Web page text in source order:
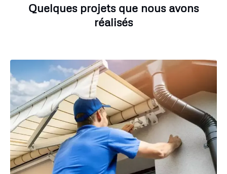
Quelques projets que nous avons
réalisés